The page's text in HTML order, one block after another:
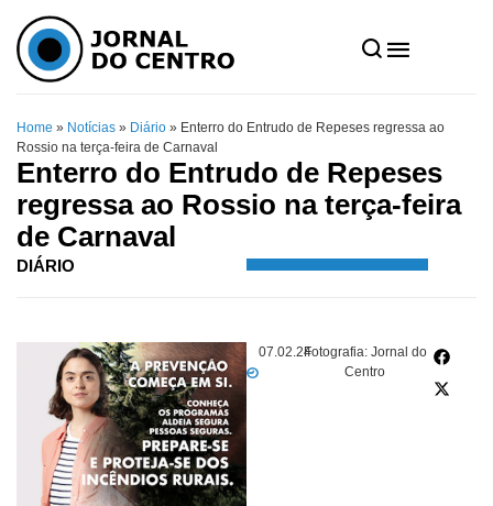
Home » Notícias » Diário » Enterro do Entrudo de Repeses regressa ao
Rossio na terça-feira de Carnaval
Enterro do Entrudo de Repeses
regressa ao Rossio na terça-feira
de Carnaval
DIÁRIO
07.02.24Fotografia: Jornal do
Centro